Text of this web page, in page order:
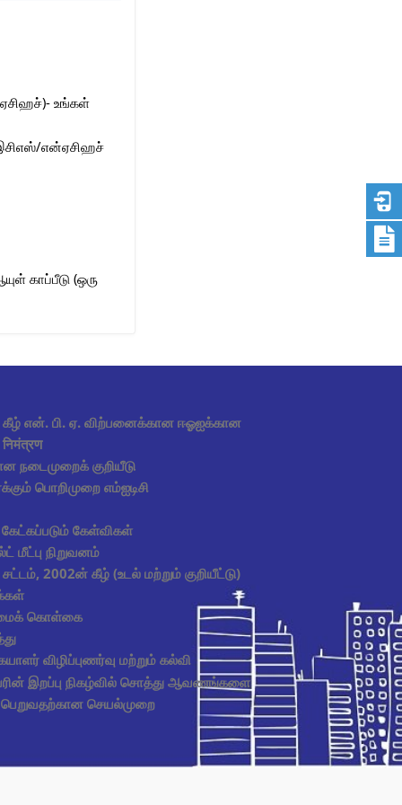
உங்கள்
என்ஏசிஹச்
காப்பீடு (ஒரு
கீழ் என். பி. ஏ. விற்பனைக்கான ஈஓஐக்கான
நடைமுறைக் குறியீடு
பொறிமுறை எம்ஐடிசி
கேட்கப்படும் கேள்விகள்
மீட்பு நிறுவனம்
சட்டம், 2002ன் கீழ் (உடல் மற்றும் குறியீட்டு)
கொள்கை
விழிப்புணர்வு மற்றும் கல்வி
இறப்பு நிகழ்வில் சொத்து ஆவணங்களை
பெறுவதற்கான செயல்முறை